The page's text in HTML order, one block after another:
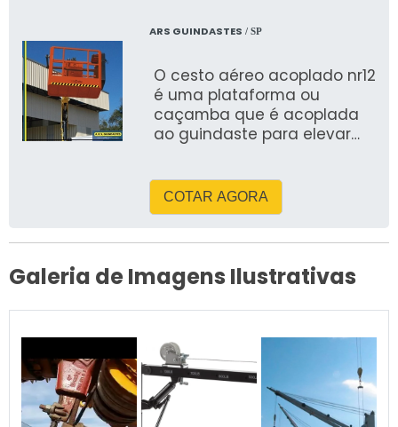
ARS GUINDASTES / SP
O cesto aéreo acoplado nr12
é uma plataforma ou
caçamba que é acoplada
ao guindaste para elevar
altu
COTAR AGORA
Galeria de Imagens Ilustrativas